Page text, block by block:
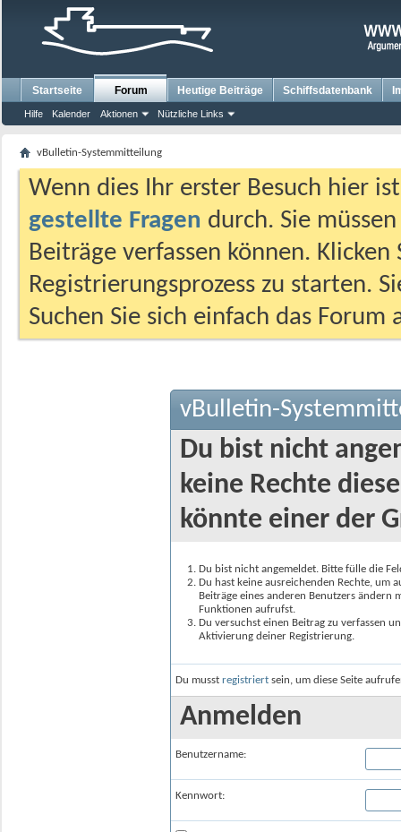
Startseite Forum
Hilfe Kalender Aktionen Nützliche Links
Heutige Beiträge Schiffsdatenbank
vBulletin-Systemmitteilung
Wenn dies Ihr erster Besuch hier
gestellte Fragen durch. Sie
Beiträge verfassen können.
Registrierungsprozess zu starten.
Suchen Sie sich einfach das
vBulletin-
Du bist nicht
keine Rechte
könnte einer der
Du bist nicht angemeldet. Bitte fülle die
Du hast keine ausreichenden Rechte, um
Beiträge eines anderen Benutzers
Funktionen aufrufst.
Du versuchst einen Beitrag zu verfassen
Aktivierung deiner Registrierung.
Du musst registriert sein, um diese Seite
Anmelden
Benutzername:
Kennwort: